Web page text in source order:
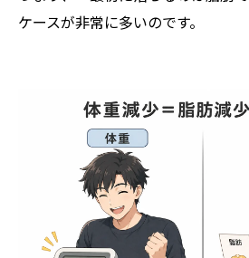
ケースが非常に多いのです。